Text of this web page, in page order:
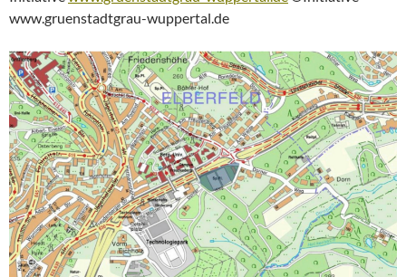
www.gruenstadtgrau-wuppertal.de